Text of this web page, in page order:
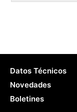
Datos Técnicos
Novedades
Boletines